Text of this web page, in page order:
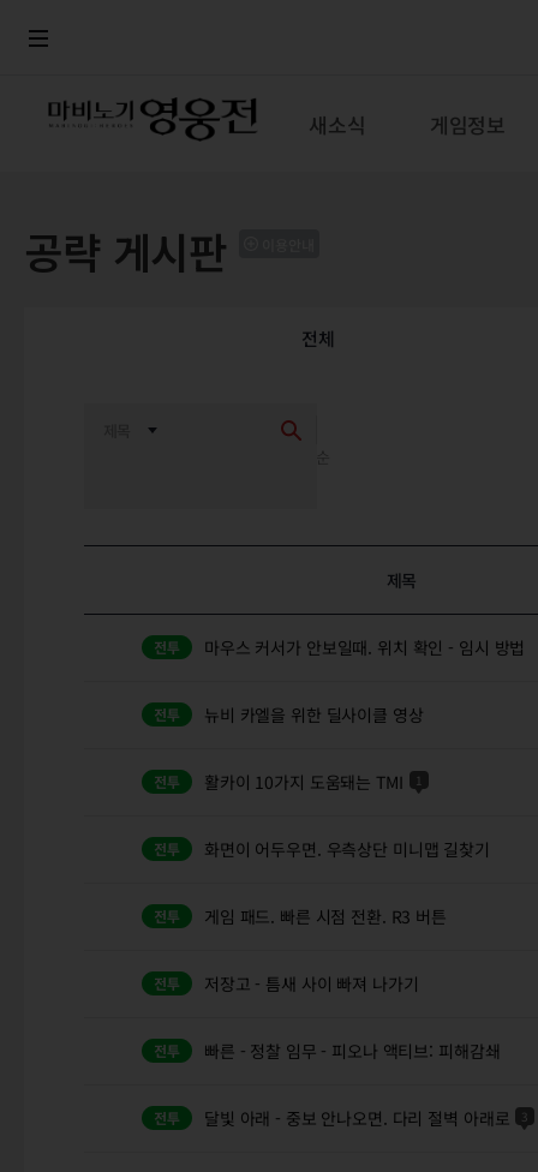
새소식 게임정보
공략 게시판
전체
제목
마우스 커서가 안보일때. 위치 확인 - 임시 방법
뉴비 카엘을 위한 딜사이클 영상
활카이 10가지 도움돼는 TMI 1
화면이 어두우면. 우측상단 미니맵 길찾기
게임 패드. 빠른 시점 전환. R3 버튼
저장고 - 틈새 사이 빠져 나가기
빠른 - 정찰 임무 - 피오나 액티브: 피해감쇄
달빛 아래 - 중보 안나오면. 다리 절벽 아래로 3